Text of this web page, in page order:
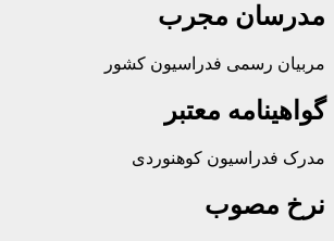
مجرب
فدراسیون کشور
معتبر
کوهنوردی